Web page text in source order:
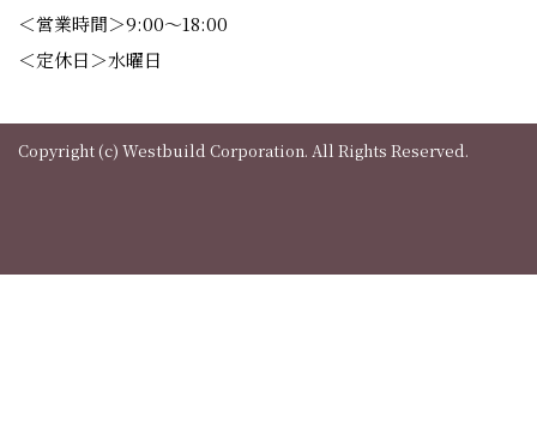
＜営業時間＞9:00～18:00
＜定休日＞水曜日
Copyright (c) Westbuild Corporation. All Rights Reserved.